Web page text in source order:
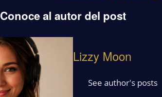
Conoce al autor del post
Lizzy Moon
See author's posts